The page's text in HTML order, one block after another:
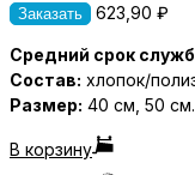
Заказать 623,90 ₽
Средний срок
Состав: хлопок/
Размер: 40 см, 50 см.
В корзину